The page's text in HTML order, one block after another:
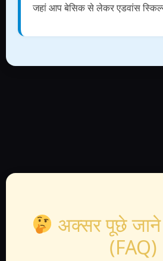
जहां आप बेसिक से लेकर एडवांस
अक्सर पूछे
(FAQ)